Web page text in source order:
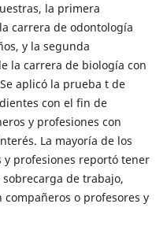
la primera
carrera de odontología
y la segunda
la carrera de biología con
aplicó la prueba t de
con el fin de
y profesiones con
La mayoría de los
profesiones reportó tener
de trabajo,
o profesores y